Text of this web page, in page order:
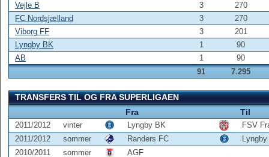
Vejle B
3
270
FC Nordsjælland
3
270
Viborg FF
3
201
Lyngby BK
1
90
AB
1
90
91
7.295
TRANSFERS TIL OG FRA SUPERLIGAEN
Fra
Til
2011/2012 vinter Lyngby BK
FSV
2011/2012
sommer Randers FC
2010/2011
sommer
AGF